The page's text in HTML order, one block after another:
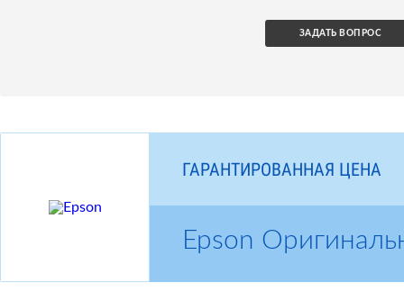
ЗАДАТЬ ВОПРОС
ГАРАНТИРОВАННАЯ ЦЕНА
Epson